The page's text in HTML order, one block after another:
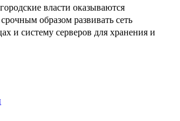
власти оказываются
образом развивать сеть
и систему серверов для хранения и